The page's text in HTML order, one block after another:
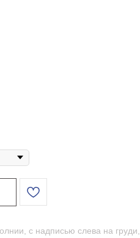
с надписью слева на груди,